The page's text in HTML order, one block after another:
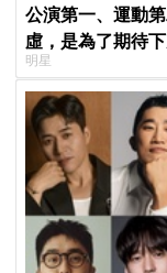
公演第一、運動
虛，是為了期待下
明星